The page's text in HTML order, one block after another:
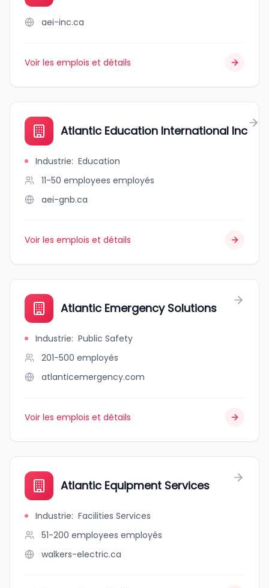
aei-inc.ca
Voir les emplois et détails
Atlantic Education International Inc
Industrie: Education
11-50 employees employés
aei-gnb.ca
Voir les emplois et détails
Atlantic Emergency Solutions
Industrie: Public Safety
201-500 employés
atlanticemergency.com
Voir les emplois et détails
Atlantic Equipment Services
Industrie: Facilities Services
51-200 employees employés
walkers-electric.ca